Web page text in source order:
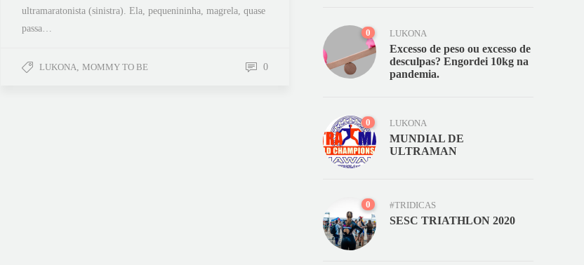
ultramaratonista (sinistra). Ela, pequenininha, magrela, quase
passa…
LUKONA, MOMMY TO BE 0
0 LUKONA
Excesso de peso ou excesso de
desculpas? Engordei 10kg na
pandemia.
0 LUKONA
MUNDIAL DE
ULTRAMAN
0 #TRIDICAS
SESC TRIATHLON 2020